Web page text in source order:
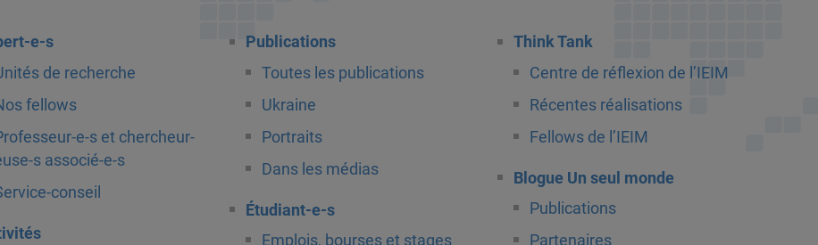
e-s
de recherche
fellows
e-s et chercheur-
s associé-e-s
conseil
Publications
Toutes les publications
Ukraine
Portraits
Dans les médias
Étudiant-e-s
Emplois, bourses et stages
Think Tank
Centre de réflexion de l’IEIM
Récentes réalisations
Fellows de l’IEIM
Blogue Un seul monde
Publications
Partenaires